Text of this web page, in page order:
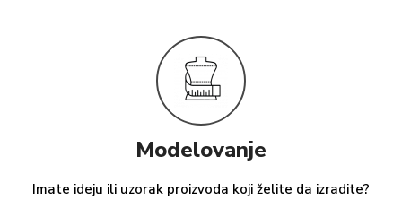
Modelovanje
Imate ideju ili uzorak proizvoda koji želite da izradite?